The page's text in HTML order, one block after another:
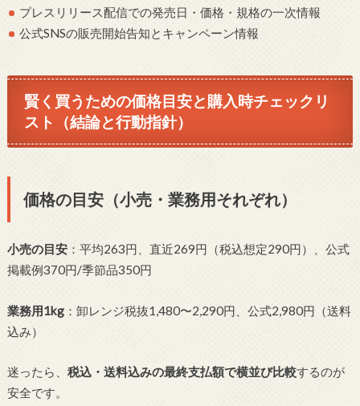
プレスリリース配信での発売日・価格・規格の一次情報
公式SNSの販売開始告知とキャンペーン情報
賢く買うための価格目安と購入時チェックリ
スト（結論と行動指針）
価格の目安（小売・業務用それぞれ）
小売の目安：平均263円、直近269円（税込想定290円）、公式
掲載例370円/季節品350円
業務用1kg：卸レンジ税抜1,480〜2,290円、公式2,980円（送料
込み）
迷ったら、 税込・送料込みの最終支払額で横並び比較するのが
安全です。